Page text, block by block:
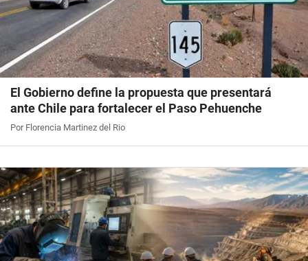
El Gobierno define la propuesta que presentará
ante Chile para fortalecer el Paso Pehuenche
Por Florencia Martinez del Rio